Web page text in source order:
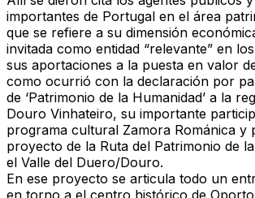
importantes de Portugal en el área
que se refiere a su dimensión
invitada como entidad “relevante” en
sus aportaciones a la puesta en valor
como ocurrió con la declaración por
de ‘Patrimonio de la Humanidad’ a la
Douro Vinhateiro, su importante
programa cultural Zamora Románica y
proyecto de la Ruta del Patrimonio de
el Valle del Duero/Douro.
En ese proyecto se articula todo un